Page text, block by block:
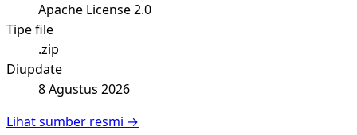
Apache License 2.0
Tipe file
.zip
Diupdate
8 Agustus 2026
Lihat sumber resmi →